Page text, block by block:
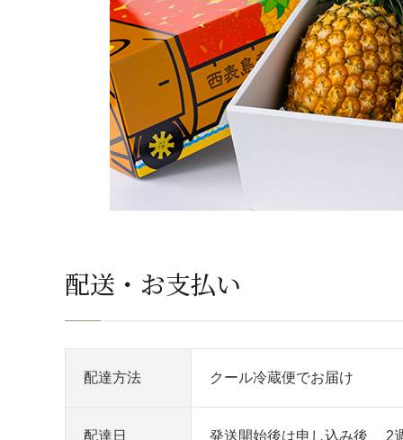
配送・お支払い
配達方法 クール冷蔵便でお届け
配達日 発送開始後は申し込み後、 2